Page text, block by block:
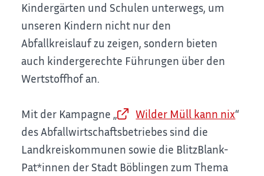
Kindergärten und Schulen unterwegs, um
unseren Kindern nicht nur den
Abfallkreislauf zu zeigen, sondern bieten
auch kindergerechte Führungen über den
Wertstoffhof an.
Mit der Kampagne „ Wilder Müll kann nix“
des Abfallwirtschaftsbetriebes sind die
Landkreiskommunen sowie die BlitzBlank-
Pat*innen der Stadt Böblingen zum Thema